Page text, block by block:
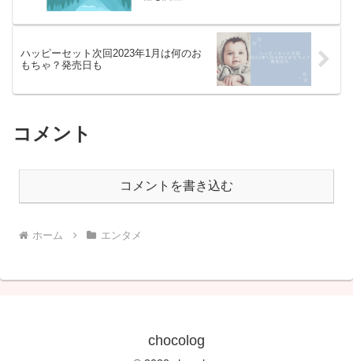
ハッピーセット次回2023年1月は何のお
もちゃ？発売日も
コメント
コメントを書き込む
ホーム エンタメ
chocolog